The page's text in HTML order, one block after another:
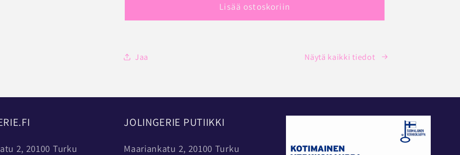
Lisää ostoskoriin
Jaa Näytä kaikki tiedot
2, 20100 Turku
JOLINGERIE PUTIIKKI
Maariankatu 2, 20100 Turku